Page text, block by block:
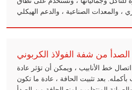
، والمعدات الصناعية ، والدعم الهيكلي
الصدأ من شفة الفولاذ الكربوني
خط الأنابيب ، ويمكن أن تؤثر عادة
بعد تثبيت الحافة ، عادة ما تكون